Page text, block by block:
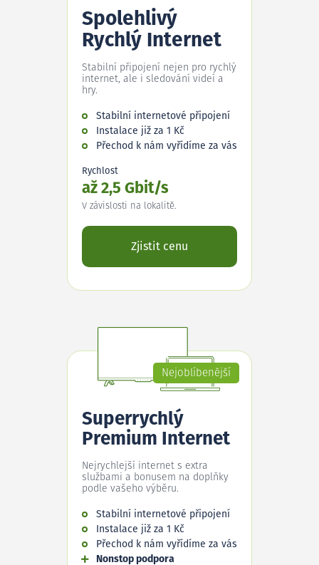
Spolehlivý
Rychlý Internet
Stabilní připojení nejen pro rychlý
internet, ale i sledování videí a
hry.
Stabilní internetové připojení
Instalace již za 1 Kč
Přechod k nám vyřídíme za vás
Rychlost
až 2,5 Gbit/s
V závislosti na lokalitě.
Zjistit cenu
Nejoblíbenější
Superrychlý
Premium Internet
Nejrychlejší internet s extra
službami a bonusem na doplňky
podle vašeho výběru.
Stabilní internetové připojení
Instalace již za 1 Kč
Přechod k nám vyřídíme za vás
Nonstop podpora